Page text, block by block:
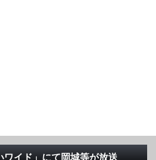
ワイド」にて岡城等が放送